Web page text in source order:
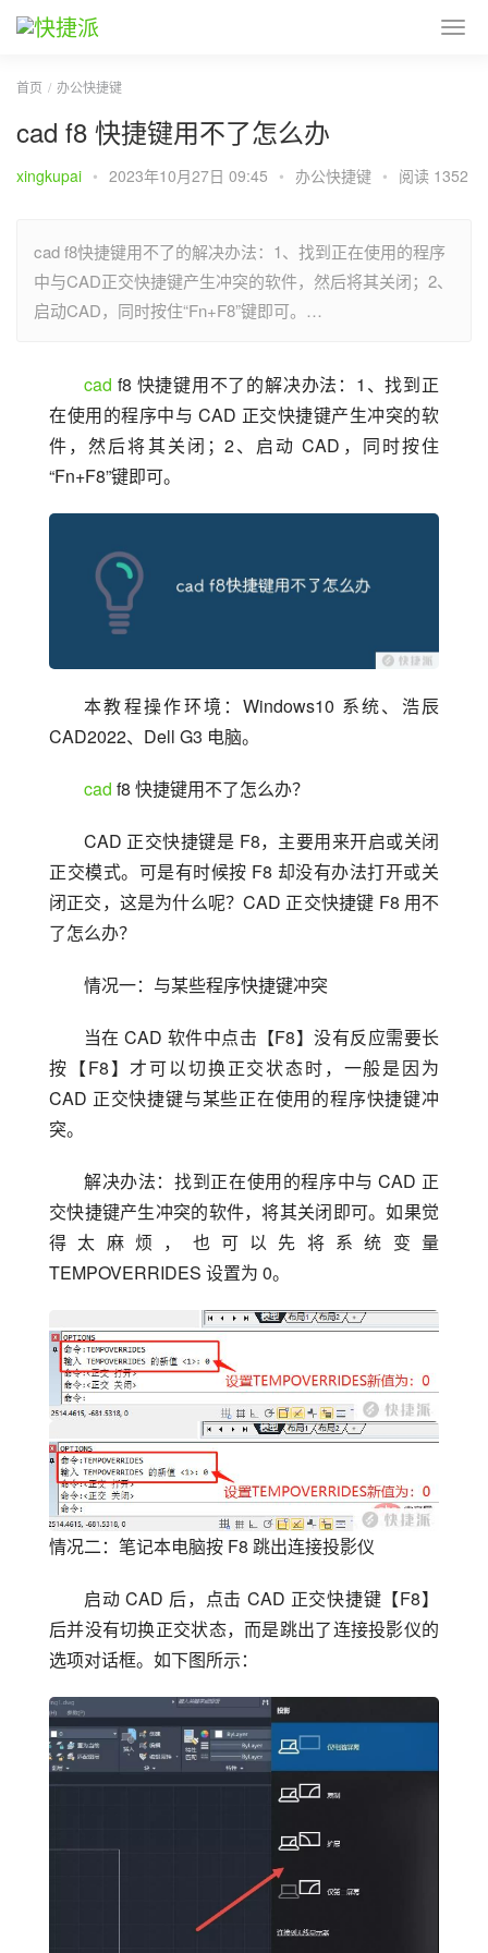
首页 办公快捷键
cad f8 快捷键用不了怎么办
xingkupai • 2023年10月27日 09:45 • 办公快捷键 • 阅读 1352
cad f8快捷键用不了的解决办法：1、找到正在使用的程序
中与CAD正交快捷键产生冲突的软件，然后将其关闭；2、
启动CAD，同时按住“Fn+F8”键即可。…
cad f8 快捷键用不了的解决办法：1、找到正
在使用的程序中与 CAD 正交快捷键产生冲突的软
件，然后将其关闭；2、启动 CAD，同时按住
“Fn+F8”键即可。
本教程操作环境：Windows10 系统、浩辰
CAD2022、Dell G3 电脑。
cad f8 快捷键用不了怎么办？
CAD 正交快捷键是 F8，主要用来开启或关闭
正交模式。可是有时候按 F8 却没有办法打开或关
闭正交，这是为什么呢？CAD 正交快捷键 F8 用不
了怎么办？
情况一：与某些程序快捷键冲突
当在 CAD 软件中点击【F8】没有反应需要长
按【F8】才可以切换正交状态时，一般是因为
CAD 正交快捷键与某些正在使用的程序快捷键冲
突。
解决办法：找到正在使用的程序中与 CAD 正
交快捷键产生冲突的软件，将其关闭即可。如果觉
得太麻烦，也可以先将系统变量
TEMPOVERRIDES 设置为 0。
情况二：笔记本电脑按 F8 跳出连接投影仪
启动 CAD 后，点击 CAD 正交快捷键【F8】
后并没有切换正交状态，而是跳出了连接投影仪的
选项对话框。如下图所示：